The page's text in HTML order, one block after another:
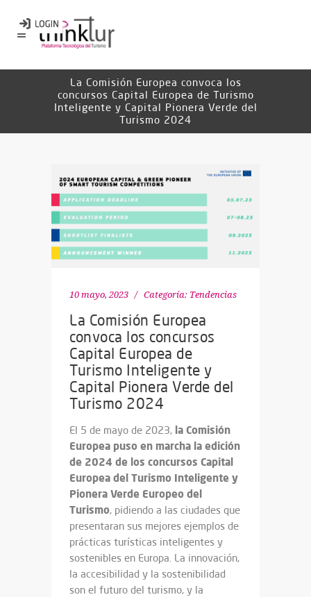
La Comisión Europea convoca los
concursos Capital Europea de Turismo
Inteligente y Capital Pionera Verde del
Turismo 2024
10 mayo, 2023 Categoría: Tendencias
La Comisión Europea
convoca los concursos
Capital Europea de
Turismo Inteligente y
Capital Pionera Verde del
Turismo 2024
El 5 de mayo de 2023, la Comisión
Europea puso en marcha la edición
de 2024 de los concursos Capital
Europea del Turismo Inteligente y
Pionera Verde Europeo del
Turismo, pidiendo a las ciudades que
presentaran sus mejores ejemplos de
prácticas turísticas inteligentes y
sostenibles en Europa. La innovación,
la accesibilidad y la sostenibilidad
son el futuro del turismo, y la